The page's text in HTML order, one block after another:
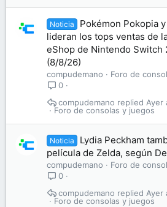
Noticia
Pokémon Pokopia
lideran los tops ventas de
eShop de Nintendo Switch
(8/8/26)
compudemano
Foro de
0
Foro de consolas y juegos
Ayer
compudemano
Noticia
Lydia Peckham
película de Zelda, según
compudemano
Foro de
0
Foro de consolas y juegos
Ayer
compudemano